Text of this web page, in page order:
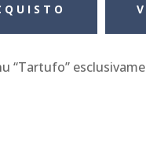
“Tartufo”